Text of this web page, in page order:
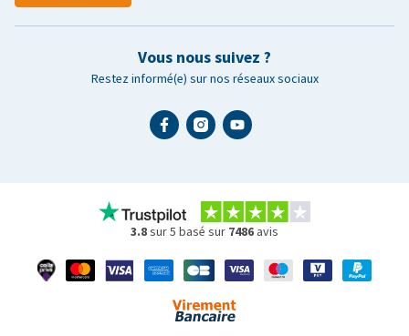
Vous nous suivez ?
Restez informé(e) sur nos réseaux sociaux
3.8sur 5 basé sur 7486 avis